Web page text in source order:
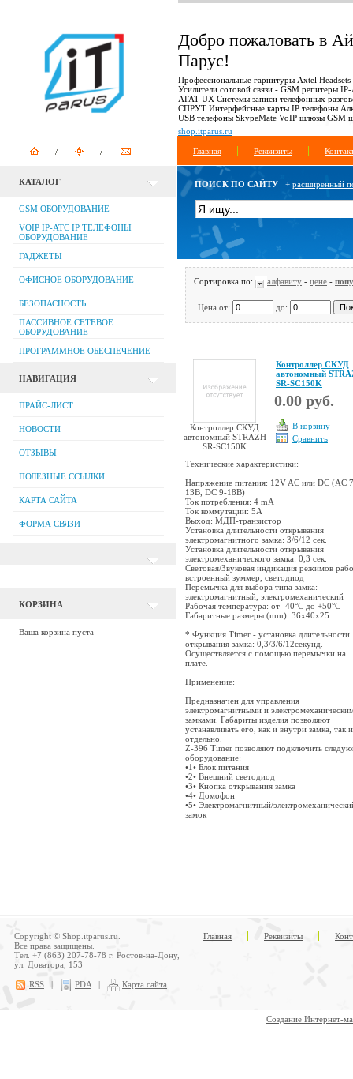
Добро пожаловать в
Парус!
Профессиональные гарнитуры Axtel Headsets
Усилители сотовой связи - GSM репитеры
АГАТ UX Системы записи телефонных
СПРУТ Интерфейсные карты IP телефоны
USB телефоны SkypeMate VoIP шлюзы GSM
shop.itparus.ru
Главная Реквизиты
КАТАЛОГ
GSM ОБОРУДОВАНИЕ
VOIP IP-АТС IP ТЕЛЕФОНЫ
ОБОРУДОВАНИЕ
ГАДЖЕТЫ
ОФИСНОЕ ОБОРУДОВАНИЕ
БЕЗОПАСНОСТЬ
ПАССИВНОЕ СЕТЕВОЕ
ОБОРУДОВАНИЕ
ПРОГРАММНОЕ ОБЕСПЕЧЕНИЕ
НАВИГАЦИЯ
ПРАЙС-ЛИСТ
НОВОСТИ
ОТЗЫВЫ
ПОЛЕЗНЫЕ ССЫЛКИ
КАРТА САЙТА
ФОРМА СВЯЗИ
КОРЗИНА
Ваша корзина пуста
ПОИСК ПО САЙТУ + расширенный
Сортировка по: алфавиту - цене -
Цена от: до:
Контроллер СКУД
автономный STRAZH
SR-SC150K
Контроллер СКУД
автономный
SR-SC150K
0.00 руб.
В корзину
Сравнить
Технические характеристики:
Напряжение питания: 12V AC или DC (AC
13В, DC 9-18В)
Ток потребления: 4 mA
Ток коммутации: 5А
Выход: МДП-транзистор
Установка длительности открывания
электромагнитного замка: 3/6/12 сек.
Установка длительности открывания
электромеханического замка: 0,3 сек.
Световая/Звуковая индикация режимов
встроенный зуммер, светодиод
Перемычка для выбора типа замка:
электромагнитный, электромеханический
Рабочая температура: от -40°С до +50°С
Габаритные размеры (mm): 36x40x25
* Функция Timer - установка длительности
открывания замка: 0,3/3/6/12секунд.
Осуществляется с помощью перемычки на
плате.
Применение:
Предназначен для управления
электромагнитными и
замками. Габариты изделия позволяют
устанавливать его, как и внутри замка, так и
отдельно.
Z-396 Timer позволяют подключить
оборудование:
•1• Блок питания
•2• Внешний светодиод
•3• Кнопка открывания замка
•4• Домофон
•5• Электромагнитный/
замок
Copyright © Shop.itparus.ru.
Все права защищены.
Тел. +7 (863) 207-78-78 г. Ростов-на-Дону,
ул. Доватора, 153
RSS | PDA | Карта сайта
Главная Реквизиты
Создание Интернет-